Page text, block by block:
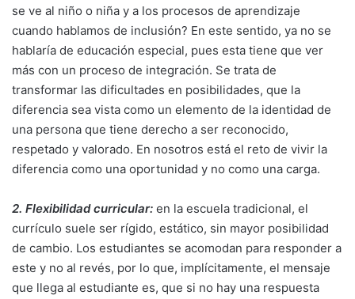
se ve al niño o niña y a los procesos de aprendizaje
cuando hablamos de inclusión? En este sentido, ya no se
hablaría de educación especial, pues esta tiene que ver
más con un proceso de integración. Se trata de
transformar las dificultades en posibilidades, que la
diferencia sea vista como un elemento de la identidad de
una persona que tiene derecho a ser reconocido,
respetado y valorado. En nosotros está el reto de vivir la
diferencia como una oportunidad y no como una carga.
2. Flexibilidad curricular: en la escuela tradicional, el
currículo suele ser rígido, estático, sin mayor posibilidad
de cambio. Los estudiantes se acomodan para responder a
este y no al revés, por lo que, implícitamente, el mensaje
que llega al estudiante es, que si no hay una respuesta